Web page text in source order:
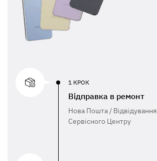
1 КРОК
Відправка в ремонт
Нова Пошта / Відвідування
Сервісного Центру